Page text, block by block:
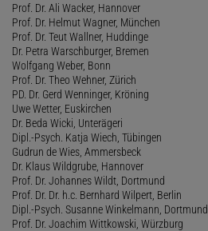
Prof. Dr. Ali Wacker, Hannover
Prof. Dr. Helmut Wagner, München
Prof. Dr. Teut Wallner, Huddinge
Dr. Petra Warschburger, Bremen
Wolfgang Weber, Bonn
Prof. Dr. Theo Wehner, Zürich
PD. Dr. Gerd Wenninger, Kröning
Uwe Wetter, Euskirchen
Dr. Beda Wicki, Unterägeri
Dipl.-Psych. Katja Wiech, Tübingen
Gudrun de Wies, Ammersbeck
Dr. Klaus Wildgrube, Hannover
Prof. Dr. Johannes Wildt, Dortmund
Prof. Dr. Dr. h.c. Bernhard Wilpert, Berlin
Dipl.-Psych. Susanne Winkelmann, Dortmund
Prof. Dr. Joachim Wittkowski, Würzburg